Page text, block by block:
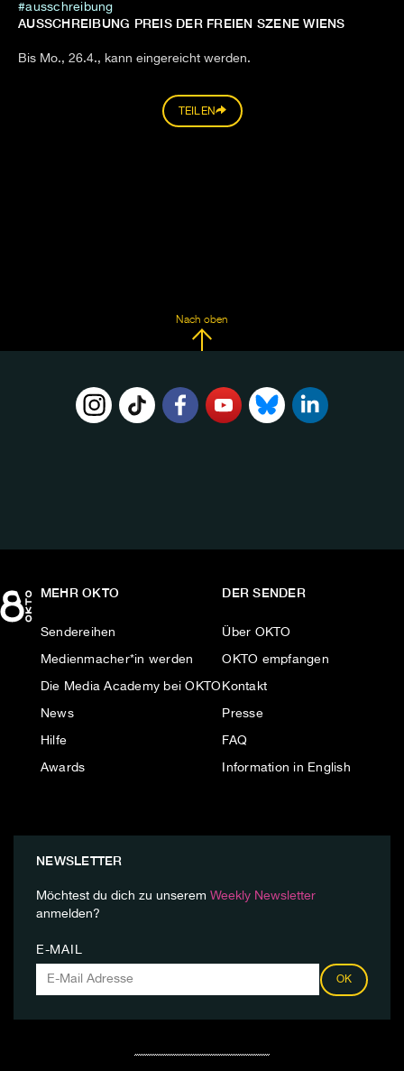
ausschreibung
AUSSCHREIBUNG PREIS DER FREIEN SZENE WIENS
Bis Mo., 26.4., kann eingereicht werden.
TEILEN
Nach oben
MEHR OKTO
Sendereihen
Medienmacher*in werden
Die Media Academy bei OKTO
News
Hilfe
Awards
DER SENDER
Über OKTO
OKTO empfangen
Kontakt
Presse
FAQ
Information in English
NEWSLETTER
Möchtest du dich zu unserem Weekly Newsletter
anmelden?
E-MAIL
OK